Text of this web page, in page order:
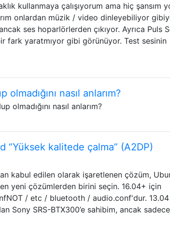
kullanmaya çalışıyorum ama hiç şansım
onlardan müzik / video dinleyebiliyor
ses hoparlörlerden çıkıyor. Ayrıca Puls
fark yaratmıyor gibi görünüyor. Test sesinin
nasıl anlarım?
nasıl anlarım?
kalitede çalma” (A2DP)
kabul edilen olarak işaretlenen çözüm,
yeni çözümlerden birini seçin. 16.04+ için
/ etc / bluetooth / audio.conf'dur.
Sony SRS-BTX300’e sahibim, ancak